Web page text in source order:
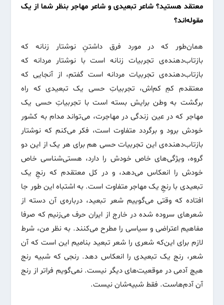
معتقد هستید؟ شاعر تبعیدی و شاعر مهاجر بنظر شما از یک
مقوله‌اند؟
همان‌طور که در مورد فرق داشتنِ نوشتار زنانه که
بازتاب‌دهنده‌ی تجربیات زنانه است با نوشتار مردانه که
بازتاب‌دهنده‌ی تجربیات مردانه است گفتم، از آنجایی که
معتقدم کمِ کم‌اش، تجربیاتِ حسی یک تبعیدی که راه
برگشت به وطن برایش بسته است با تجربیاتِ حسی یک
مهاجر که در عین زندگی در مهاجرت، می‌تواند مدام به کشور
خودش برود و برگردد متفاوت است، فکر می‌کنم که نوشتار
بازتاب‌دهنده‌ی این تجربیات حسی هم برای هر یک از این دو
گروه، ویژگی‌های خاص خودش را دارد، هستی‌شناسی خاص
خودش را انعکاس می‌دهد، و در کل معتقدم که رنجِ یک
تبعیدی با رنجِ یک مهاجر متفاوت است. به اشتباه این طور جا
افتاده که وقتی می‌گوییم شعر تبعید، درباره‌ی آن دسته از
شعرهای سروده شده در خارج از ایران حرف می‌زنیم که صرفا
مفاهیم اعتراضی و سیاسی‌ را مطرح می‌کنند. به نظر من، شرط
لازم برای این‌که شعری را شعر تبعید بنامیم این است که آن
شعر، رنج یک تبعیدی را انعکاس دهد. رنجی که شبیه رنج
هیچ آدمی در موقعیت‌های دیگر نیست. نمی‌گویم فراتر از رنج
آن آدم‌هاست. فقط شبیه‌شان نیست.